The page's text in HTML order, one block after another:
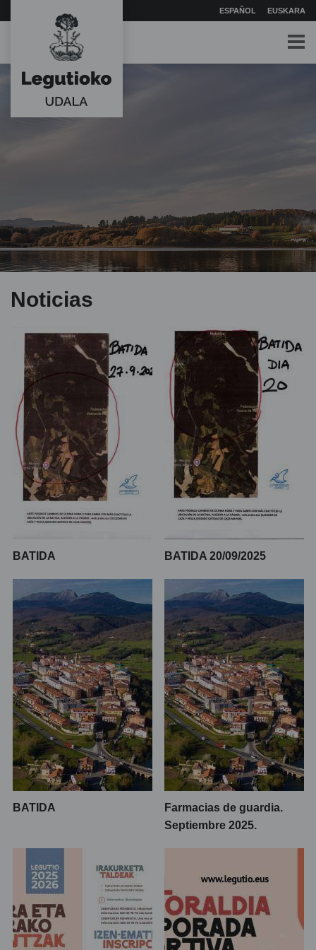
ESPAÑOL EUSKARA
Noticias
BATIDA BATIDA 20/09/2025
BATIDA
Farmacias de guardia.
Septiembre 2025.